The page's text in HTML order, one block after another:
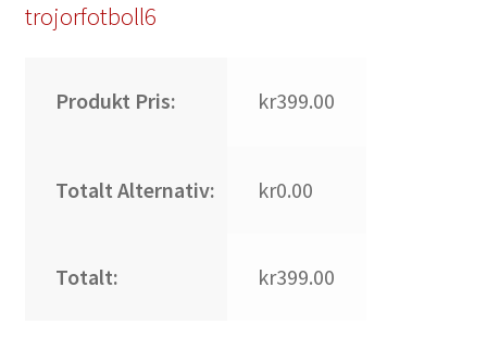
trojorfotboll6
Produkt Pris: kr399.00
Totalt Alternativ: kr0.00
Totalt: kr399.00